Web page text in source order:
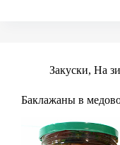
Закуски, На
Баклажаны в